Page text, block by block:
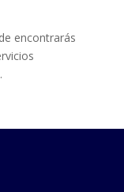
encontrarás